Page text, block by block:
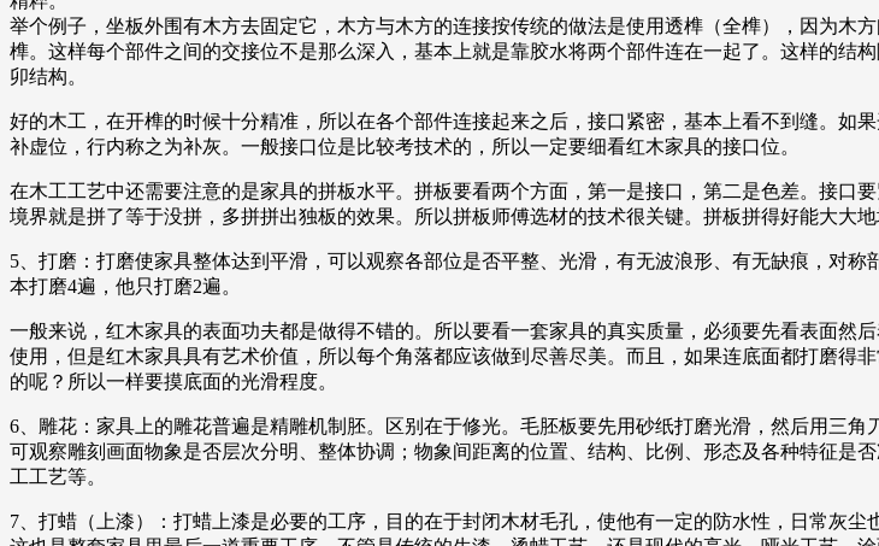
举个例子，坐板外围有木方去固定它，木方与木方的连接按传统的做法是使用透榫（全榫），因为木
榫。这样每个部件之间的交接位不是那么深入，基本上就是靠胶水将两个部件连在一起了。这样的结
卯结构。
好的木工，在开榫的时候十分精准，所以在各个部件连接起来之后，接口紧密，基本上看不到缝。如
补虚位，行内称之为补灰。一般接口位是比较考技术的，所以一定要细看红木家具的接口位。
在木工工艺中还需要注意的是家具的拼板水平。拼板要看两个方面，第一是接口，第二是色差。接口
境界就是拼了等于没拼，多拼拼出独板的效果。所以拼板师傅选材的技术很关键。拼板拼得好能大大
5、打磨：打磨使家具整体达到平滑，可以观察各部位是否平整、光滑，有无波浪形、有无缺痕，对
本打磨4遍，他只打磨2遍。
一般来说，红木家具的表面功夫都是做得不错的。所以要看一套家具的真实质量，必须要先看表面然
使用，但是红木家具具有艺术价值，所以每个角落都应该做到尽善尽美。而且，如果连底面都打磨得
的呢？所以一样要摸底面的光滑程度。
6、雕花：家具上的雕花普遍是精雕机制胚。区别在于修光。毛胚板要先用砂纸打磨光滑，然后用三角
可观察雕刻画面物象是否层次分明、整体协调；物象间距离的位置、结构、比例、形态及各种特征是
工工艺等。
7、打蜡（上漆）：打蜡上漆是必要的工序，目的在于封闭木材毛孔，使他有一定的防水性，日常灰尘